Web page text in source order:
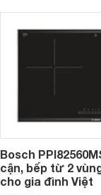
mẫu bếp đáp ứng
Bosch
cận, bếp từ 2
cho gia đình Việt